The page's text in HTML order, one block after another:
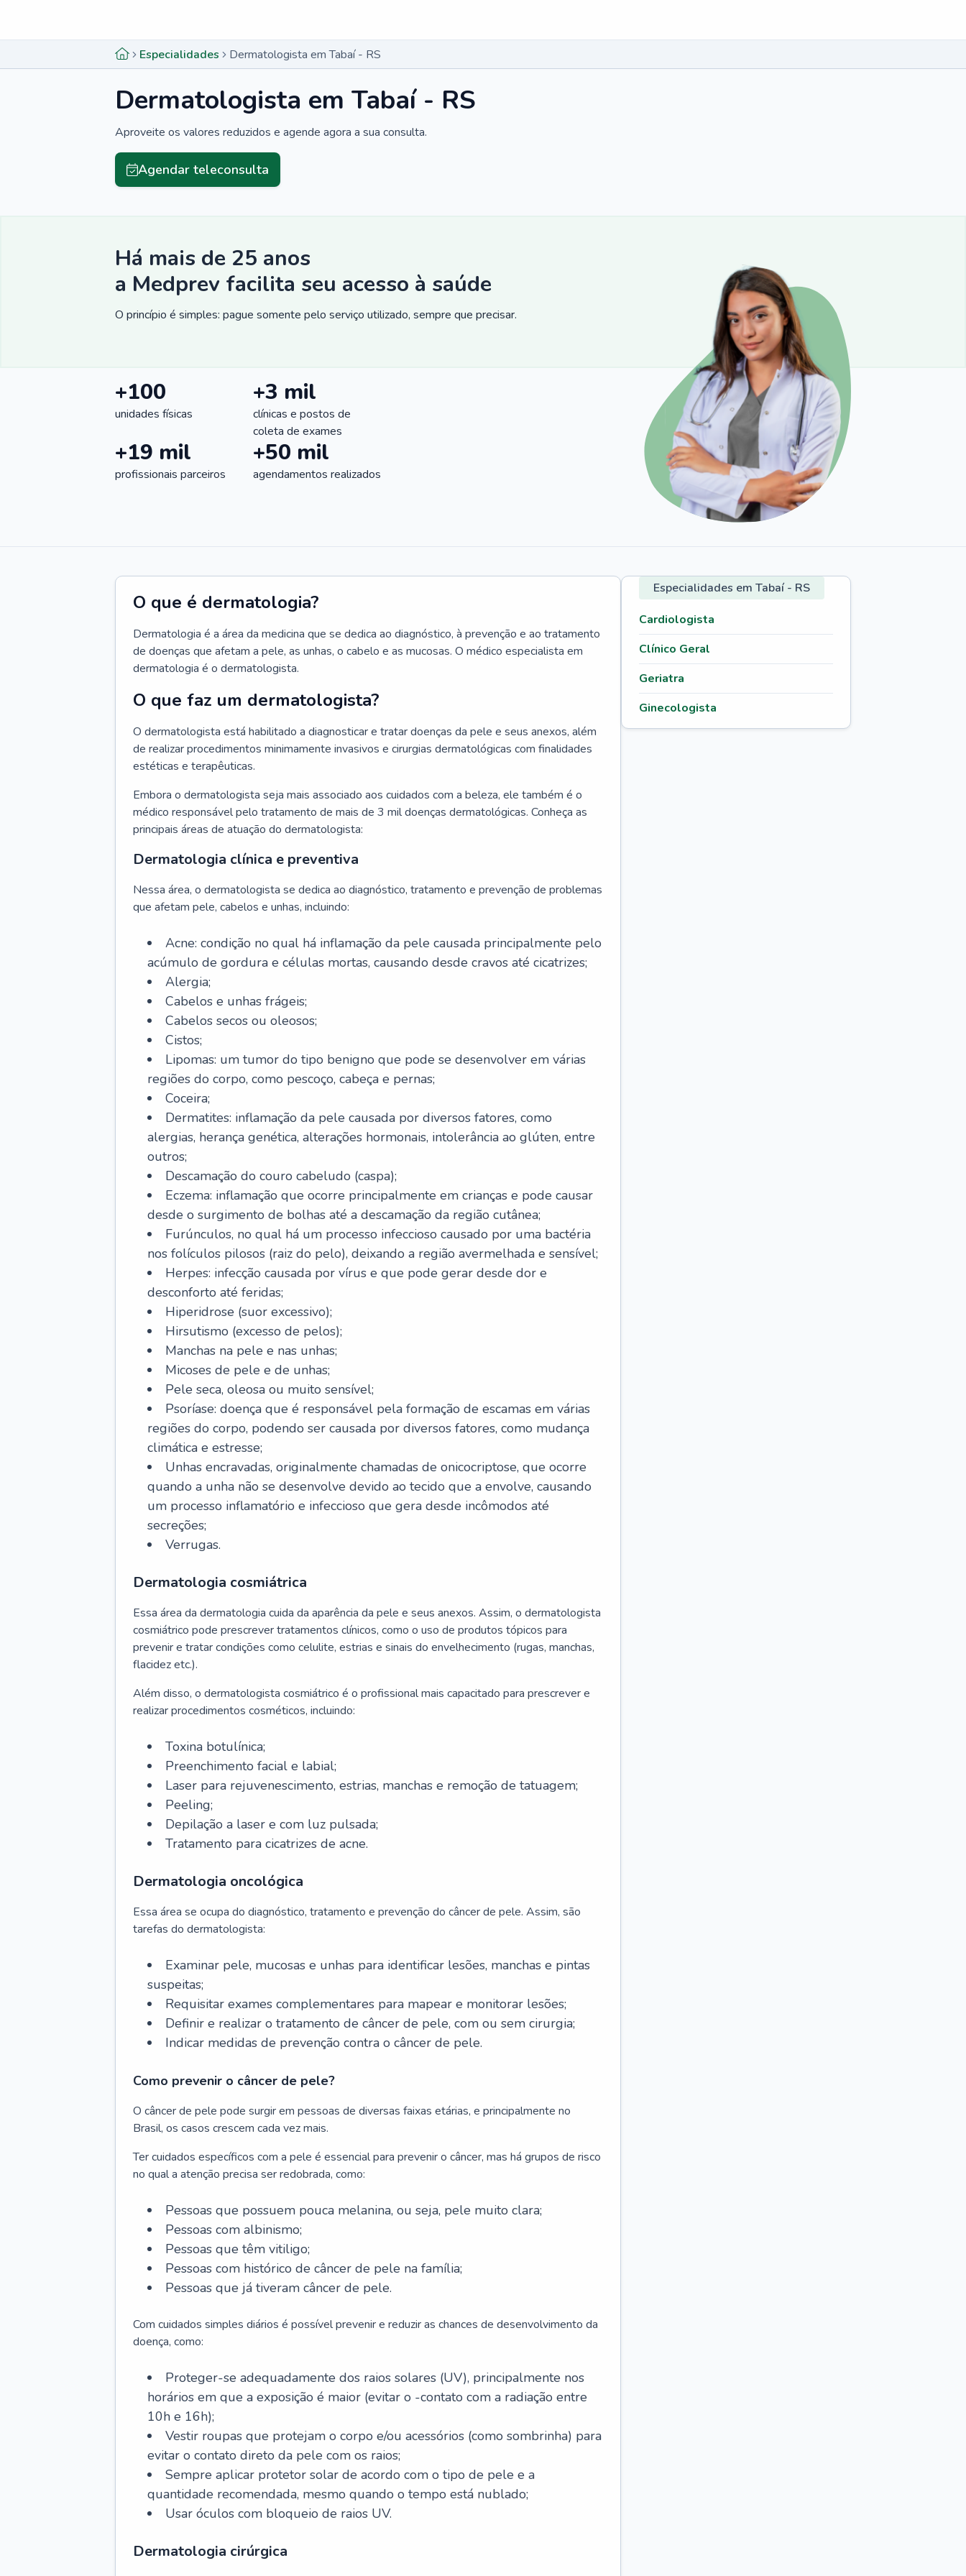
Especialidades Dermatologista em Tabaí - RS
Dermatologista em Tabaí - RS
Aproveite os valores reduzidos e agende agora a sua consulta.
Agendar teleconsulta
Há mais de 25 anos
a Medprev facilita seu acesso à saúde
O princípio é simples: pague somente pelo serviço utilizado, sempre que precisar.
+100
unidades físicas
+3 mil
clínicas e postos de
coleta de exames
+19 mil
profissionais parceiros
+50 mil
agendamentos realizados
O que é dermatologia?
Dermatologia é a área da medicina que se dedica ao diagnóstico, à prevenção e ao tratamento
de doenças que afetam a pele, as unhas, o cabelo e as mucosas. O médico especialista em
dermatologia é o dermatologista.
O que faz um dermatologista?
O dermatologista está habilitado a diagnosticar e tratar doenças da pele e seus anexos, além
de realizar procedimentos minimamente invasivos e cirurgias dermatológicas com finalidades
estéticas e terapêuticas.
Embora o dermatologista seja mais associado aos cuidados com a beleza, ele também é o
médico responsável pelo tratamento de mais de 3 mil doenças dermatológicas. Conheça as
principais áreas de atuação do dermatologista:
Dermatologia clínica e preventiva
Nessa área, o dermatologista se dedica ao diagnóstico, tratamento e prevenção de problemas
que afetam pele, cabelos e unhas, incluindo:
Acne: condição no qual há inflamação da pele causada principalmente pelo
acúmulo de gordura e células mortas, causando desde cravos até cicatrizes;
Alergia;
Cabelos e unhas frágeis;
Cabelos secos ou oleosos;
Cistos;
Lipomas: um tumor do tipo benigno que pode se desenvolver em várias
regiões do corpo, como pescoço, cabeça e pernas;
Coceira;
Dermatites: inflamação da pele causada por diversos fatores, como
alergias, herança genética, alterações hormonais, intolerância ao glúten, entre
outros;
Descamação do couro cabeludo (caspa);
Eczema: inflamação que ocorre principalmente em crianças e pode causar
desde o surgimento de bolhas até a descamação da região cutânea;
Furúnculos, no qual há um processo infeccioso causado por uma bactéria
nos folículos pilosos (raiz do pelo), deixando a região avermelhada e sensível;
Herpes: infecção causada por vírus e que pode gerar desde dor e
desconforto até feridas;
Hiperidrose (suor excessivo);
Hirsutismo (excesso de pelos);
Manchas na pele e nas unhas;
Micoses de pele e de unhas;
Pele seca, oleosa ou muito sensível;
Psoríase: doença que é responsável pela formação de escamas em várias
regiões do corpo, podendo ser causada por diversos fatores, como mudança
climática e estresse;
Unhas encravadas, originalmente chamadas de onicocriptose, que ocorre
quando a unha não se desenvolve devido ao tecido que a envolve, causando
um processo inflamatório e infeccioso que gera desde incômodos até
secreções;
Verrugas.
Dermatologia cosmiátrica
Essa área da dermatologia cuida da aparência da pele e seus anexos. Assim, o dermatologista
cosmiátrico pode prescrever tratamentos clínicos, como o uso de produtos tópicos para
prevenir e tratar condições como celulite, estrias e sinais do envelhecimento (rugas, manchas,
flacidez etc.).
Além disso, o dermatologista cosmiátrico é o profissional mais capacitado para prescrever e
realizar procedimentos cosméticos, incluindo:
Toxina botulínica;
Preenchimento facial e labial;
Laser para rejuvenescimento, estrias, manchas e remoção de tatuagem;
Peeling;
Depilação a laser e com luz pulsada;
Tratamento para cicatrizes de acne.
Dermatologia oncológica
Essa área se ocupa do diagnóstico, tratamento e prevenção do câncer de pele. Assim, são
tarefas do dermatologista:
Examinar pele, mucosas e unhas para identificar lesões, manchas e pintas
suspeitas;
Requisitar exames complementares para mapear e monitorar lesões;
Definir e realizar o tratamento de câncer de pele, com ou sem cirurgia;
Indicar medidas de prevenção contra o câncer de pele.
Como prevenir o câncer de pele?
O câncer de pele pode surgir em pessoas de diversas faixas etárias, e principalmente no
Brasil, os casos crescem cada vez mais.
Ter cuidados específicos com a pele é essencial para prevenir o câncer, mas há grupos de risco
no qual a atenção precisa ser redobrada, como:
Pessoas que possuem pouca melanina, ou seja, pele muito clara;
Pessoas com albinismo;
Pessoas que têm vitiligo;
Pessoas com histórico de câncer de pele na família;
Pessoas que já tiveram câncer de pele.
Com cuidados simples diários é possível prevenir e reduzir as chances de desenvolvimento da
doença, como:
Proteger-se adequadamente dos raios solares (UV), principalmente nos
horários em que a exposição é maior (evitar o -contato com a radiação entre
10h e 16h);
Vestir roupas que protejam o corpo e/ou acessórios (como sombrinha) para
evitar o contato direto da pele com os raios;
Sempre aplicar protetor solar de acordo com o tipo de pele e a
quantidade recomendada, mesmo quando o tempo está nublado;
Usar óculos com bloqueio de raios UV.
Dermatologia cirúrgica
Especialidades em Tabaí - RS
Cardiologista
Clínico Geral
Geriatra
Ginecologista